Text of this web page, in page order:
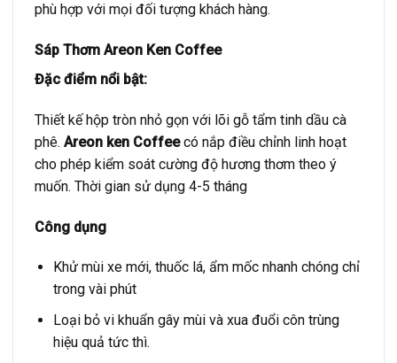
phù hợp với mọi đối tượng khách hàng.
Sáp Thơm Areon Ken Coffee
Đặc điểm nổi bật:
Thiết kế hộp tròn nhỏ gọn với lõi gỗ tẩm tinh dầu cà
phê. Areon ken Coffee có nắp điều chỉnh linh hoạt
cho phép kiểm soát cường độ hương thơm theo ý
muốn. Thời gian sử dụng 4-5 tháng
Công dụng
Khử mùi xe mới, thuốc lá, ẩm mốc nhanh chóng chỉ
trong vài phút
Loại bỏ vi khuẩn gây mùi và xua đuổi côn trùng
hiệu quả tức thì.